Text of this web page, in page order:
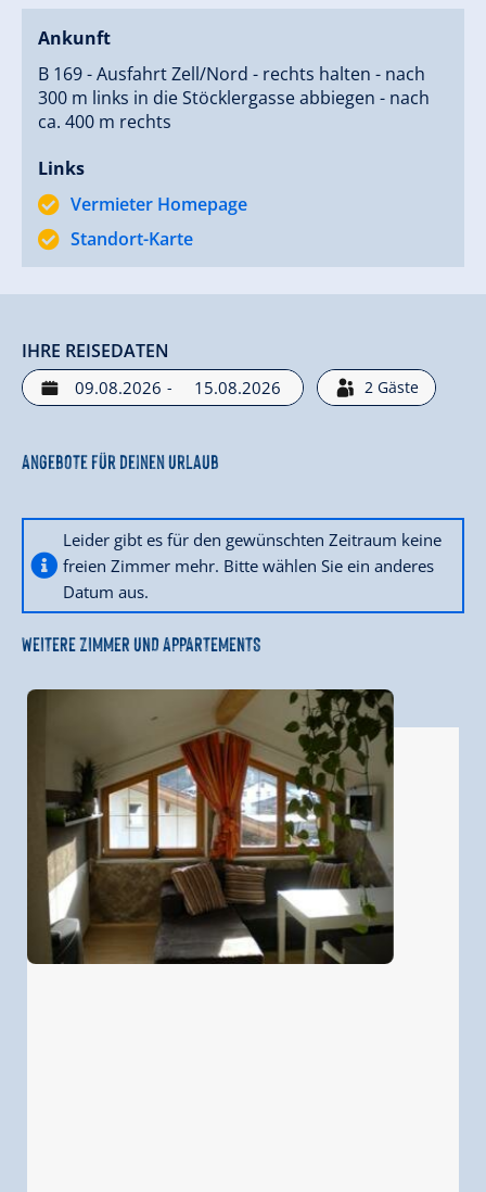
Ankunft
B 169 - Ausfahrt Zell/Nord - rechts halten - nach
300 m links in die Stöcklergasse abbiegen - nach
ca. 400 m rechts
Links
Vermieter Homepage
Standort-Karte
IHRE REISEDATEN
- 2 Gäste
Angebote für deinen Urlaub
Leider gibt es für den gewünschten Zeitraum keine
freien Zimmer mehr. Bitte wählen Sie ein anderes
Datum aus.
WEITERE ZIMMER UND APPARTEMENTS